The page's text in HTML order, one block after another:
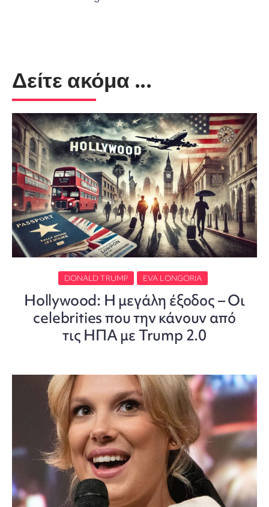
Δείτε ακόμα ...
DONALD TRUMP EVA LONGORIA
Hollywood: Η μεγάλη έξοδος – Οι
celebrities που την κάνουν από
τις ΗΠΑ με Trump 2.0